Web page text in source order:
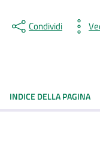
Condividi
INDICE DELLA PAGINA